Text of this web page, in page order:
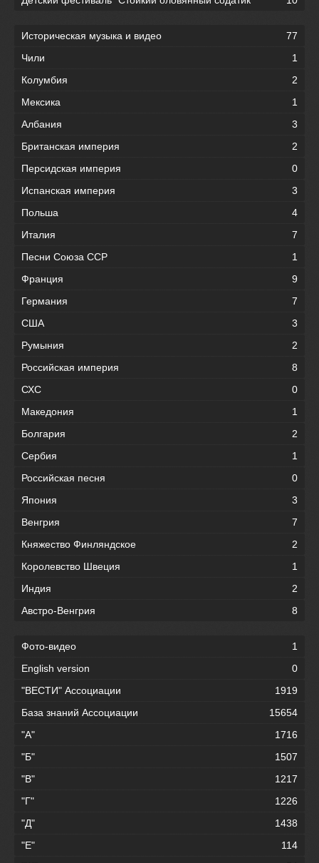
Историческая музыка и видео
77
Чили
1
Колумбия
2
Мексика
1
Албания
3
Британская империя
2
Персидская империя
0
Испанская империя
3
Польша
4
Италия
7
Песни Союза ССР
1
Франция
9
Германия
7
США
3
Румыния
2
Российская империя
8
СХС
0
Македония
1
Болгария
2
Сербия
1
Российская песня
0
Япония
3
Венгрия
7
Княжество Финляндское
2
Королевство Швеция
1
Индия
2
Австро-Венгрия
8
Фото-видео
1
English version
0
"ВЕСТИ" Ассоциации
1919
База знаний Ассоциации
15654
"А"
1716
"Б"
1507
"В"
1217
"Г"
1226
"Д"
1438
"Е"
114